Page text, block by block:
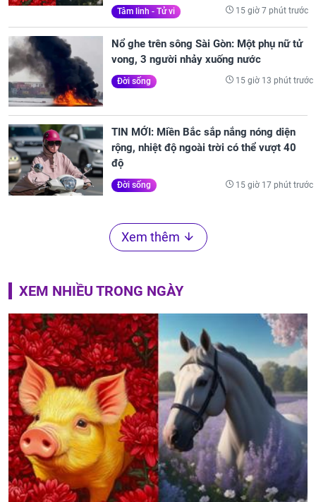
Tâm linh - Tử vi 15 giờ 7 phút trước
Nổ ghe trên sông Sài Gòn: Một phụ nữ tử
vong, 3 người nhảy xuống nước
Đời sống 15 giờ 13 phút trước
TIN MỚI: Miền Bắc sắp nắng nóng diện
rộng, nhiệt độ ngoài trời có thể vượt 40
độ
Đời sống 15 giờ 17 phút trước
Xem thêm
XEM NHIỀU TRONG NGÀY